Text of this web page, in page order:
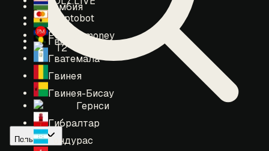
Гамбия
Гана
Гваделупа
Гватемала
Гвинея
Гвинея-Бисау
Гернси
Гибралтар
Гондурас
Cryptobot
Perfect money
T2
Польша